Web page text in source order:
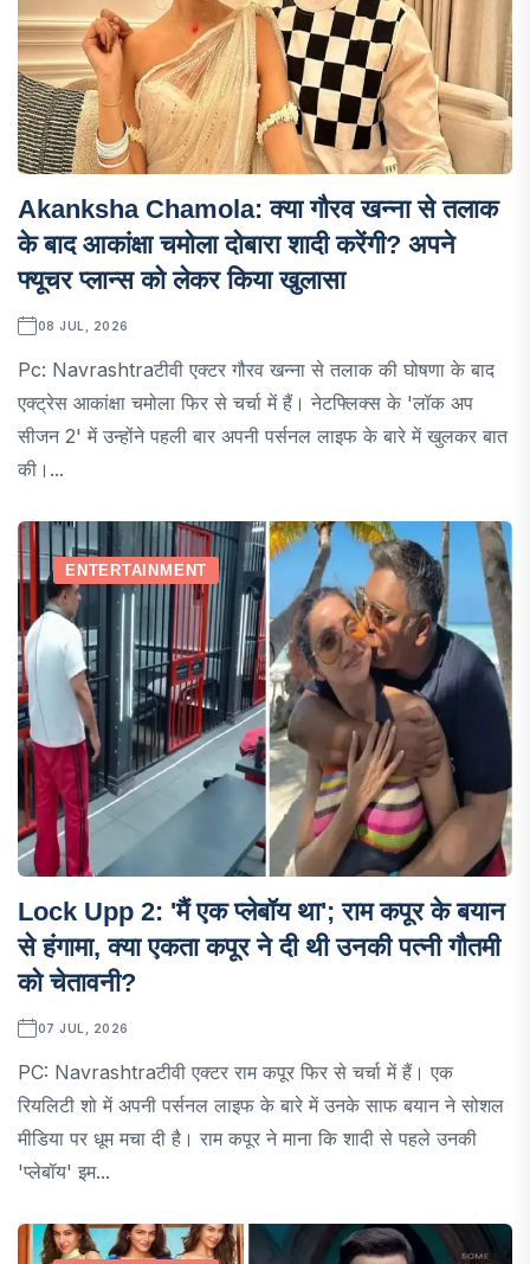
Akanksha Chamola: क्या गौरव खन्ना से तलाक
के बाद आकांक्षा चमोला दोबारा शादी करेंगी? अपने
फ्यूचर प्लान्स को लेकर किया खुलासा
08 JUL, 2026
Pc: Navrashtraटीवी एक्टर गौरव खन्ना से तलाक की घोषणा के बाद
एक्ट्रेस आकांक्षा चमोला फिर से चर्चा में हैं। नेटफ्लिक्स के 'लॉक अप
सीजन 2' में उन्होंने पहली बार अपनी पर्सनल लाइफ के बारे में खुलकर बात
की।...
ENTERTAINMENT
Lock Upp 2: 'मैं एक प्लेबॉय था'; राम कपूर के बयान
से हंगामा, क्या एकता कपूर ने दी थी उनकी पत्नी गौतमी
को चेतावनी?
07 JUL, 2026
PC: Navrashtraटीवी एक्टर राम कपूर फिर से चर्चा में हैं। एक
रियलिटी शो में अपनी पर्सनल लाइफ के बारे में उनके साफ बयान ने सोशल
मीडिया पर धूम मचा दी है। राम कपूर ने माना कि शादी से पहले उनकी
'प्लेबॉय' इम...